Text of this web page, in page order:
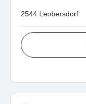
2544 Leobersdorf